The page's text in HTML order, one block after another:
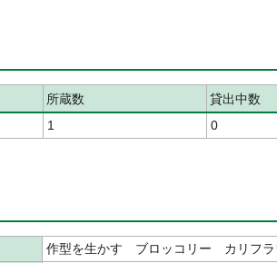
所蔵数
貸出中数
1 0
作型を生かす ブロッコリー カリフラ